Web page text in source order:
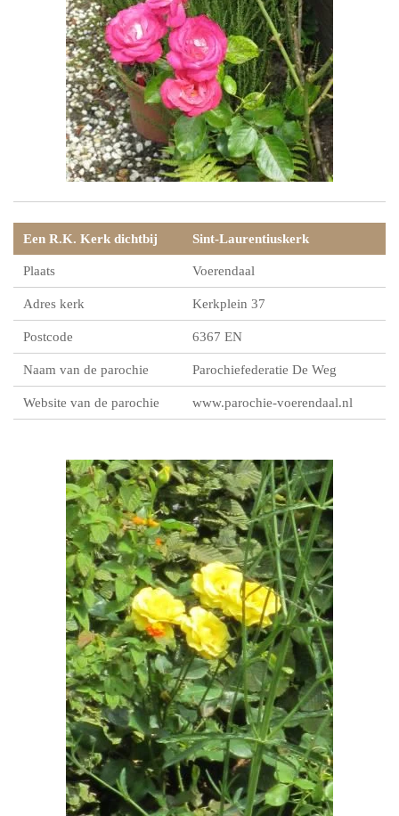
Een R.K. Kerk dichtbij Sint-Laurentiuskerk
Plaats Voerendaal
Adres kerk Kerkplein 37
Postcode 6367 EN
Naam van de parochie Parochiefederatie De Weg
Website van de parochie www.parochie-voerendaal.nl